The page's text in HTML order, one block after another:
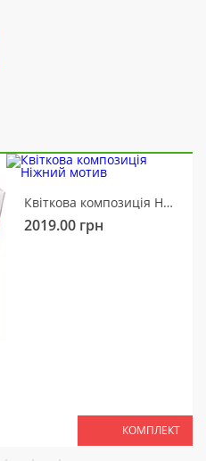
Квіткова композиція Ніжний мотив
2019.00 грн
КОМПЛЕКТ